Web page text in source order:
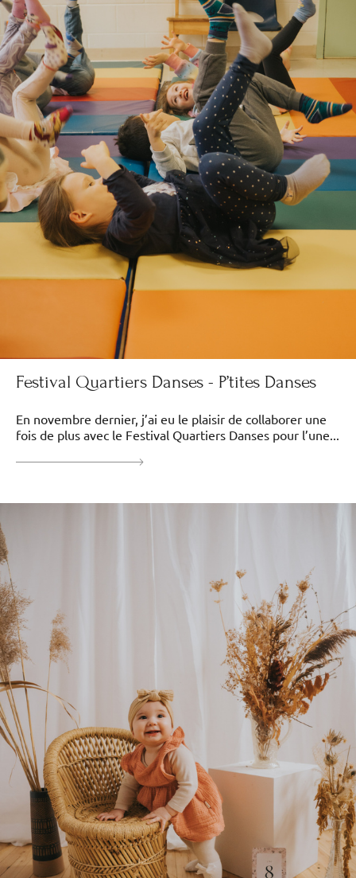
Festival Quartiers Danses - P’tites Danses
En novembre dernier, j’ai eu le plaisir de collaborer une
fois de plus avec le Festival Quartiers Danses pour l’une...